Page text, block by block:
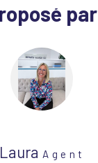
par
Agent